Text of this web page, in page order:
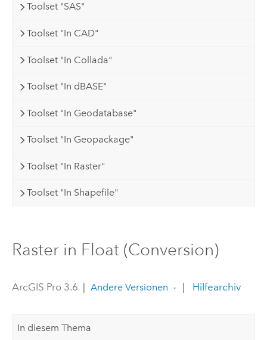
Toolset "SAS"
Toolset "In CAD"
Toolset "In Collada"
Toolset "In dBASE"
Toolset "In Geodatabase"
Toolset "In Geopackage"
Toolset "In Raster"
Toolset "In Shapefile"
Raster in Float (Conversion)
ArcGIS Pro 3.6 Andere Versionen Hilfearchiv
In diesem Thema